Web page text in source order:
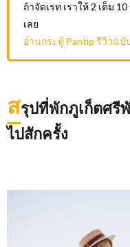
ถ้าจัดเรท เราให้ 2 เต็ม
เลย
อ่านกระทู้ Pantip รีวิวฉ
สรุปที่พักภูเก็ตศรี
ไปสักครั้ง